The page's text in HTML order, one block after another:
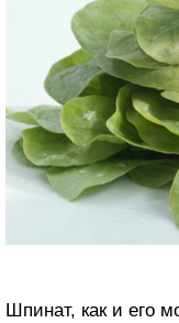
Шпинат, как и его